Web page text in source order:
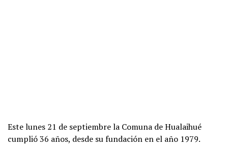
Este lunes 21 de septiembre la Comuna de Hualaihué
cumplió 36 años, desde su fundación en el año 1979.